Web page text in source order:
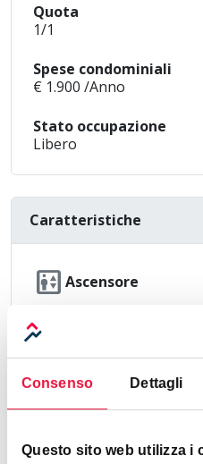
Consenso Dettagli
Questo sito web utilizza i
Quota
1/1
Spese condominiali
€ 1.900 /Anno
Stato occupazione
Libero
Caratteristiche
elevator Ascensore
Efficienza energetica
Indice Prestazione
21,24 KWh/mq anno